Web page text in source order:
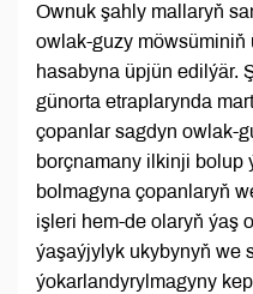
Ownuk şahly mallaryň
owlak-guzy
hasabyna üpjün edilýär.
günorta etraplarynda
çopanlar sagdyn owlak-
borçnamany ilkinji bolup
bolmagyna çopanlaryň
işleri hem-de olaryň ýaş
ýaşaýjylyk ukybynyň we
ýokarlandyrylmagyny